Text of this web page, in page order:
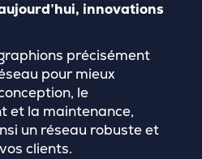
innovations
précisément
pour mieux
le
et la maintenance,
un réseau robuste et
clients.